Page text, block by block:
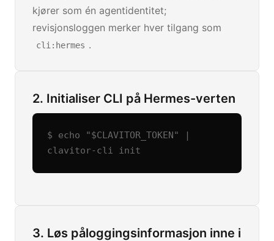
kjører som én agentidentitet;
revisjonsloggen merker hver tilgang som
cli:hermes .
2. Initialiser CLI på Hermes-verten
$ echo "$CLAVITOR_TOKEN" |
clavitor-cli init
3. Løs påloggingsinformasjon inne i